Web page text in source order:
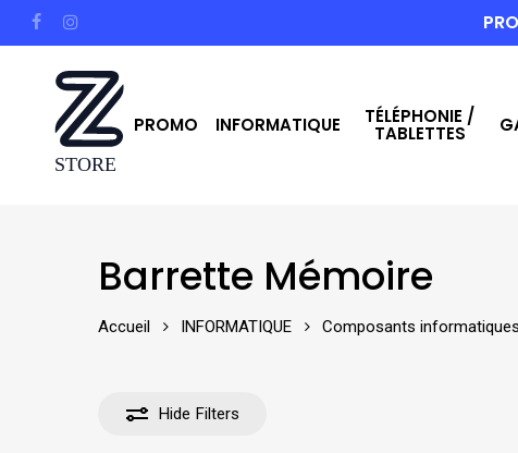
to
facebookinstagram
PROMO INFORMATIQUE TÉLÉPHONIE /
TABLETTES
Barrette Mémoire
Accueil INFORMATIQUE Composants informatiques
Hide Filters